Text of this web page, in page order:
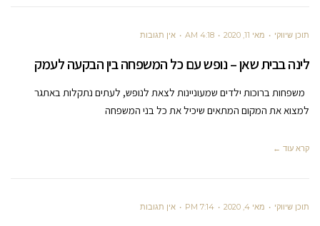
תוכן שיווקי מאי 11, 2020 4:18 AM אין תגובות
לינה בבית שאן – נופש עם כל המשפחה בין הבקעה לעמק
משפחות ברוכות ילדים שמעוניינות לצאת לנופש, לעתים נתקלות באתגר
למצוא את המקום המתאים שיכיל את כל בני המשפחה
קרא עוד ←
תוכן שיווקי מאי 4, 2020 7:14 PM אין תגובות